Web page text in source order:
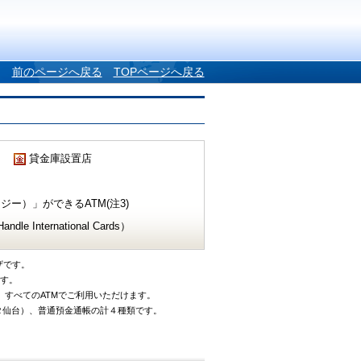
前のページへ戻る TOPページへ戻る
貸金庫設置店
ー）」ができるATM(注3)
International Cards）
す。
。
べてのATMでご利用いただけます。
台）、普通預金通帳の計４種類です。